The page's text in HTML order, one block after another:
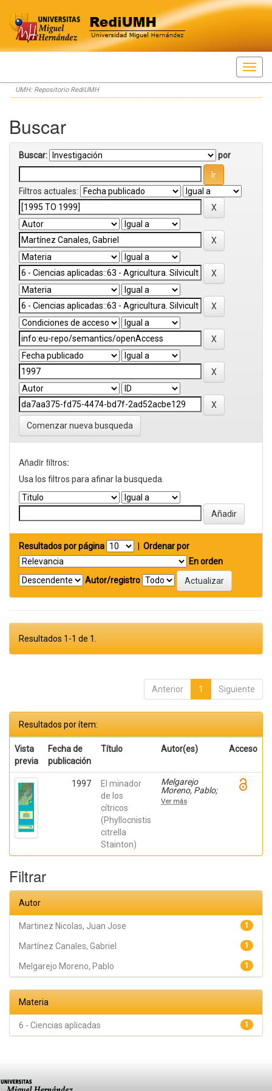
Skip
navigation
UMH: Repositorio RediUMH
Buscar
Buscar: por
Filtros actuales:
Comenzar nueva busqueda
Añadir filtros:
Usa los filtros para afinar la busqueda.
Resultados por página
Ordenar por
En orden
Autor/registro
Resultados 1-1 de 1.
Anterior 1 Siguiente
Resultados por ítem:
Vista
previa
Fecha de
publicación
Título Autor(es) Acceso
1997
El minador
de los
cítricos
(Phyllocnistis
citrella
Stainton)
Melgarejo
Moreno, Pablo;
Martinez
Nicolas, Juan
Gabriel
Ver más
Filtrar
Autor
1
Martinez Nicolas, Juan Jose
1
Martínez Canales, Gabriel
1
Melgarejo Moreno, Pablo
Materia
1
6 - Ciencias aplicadas